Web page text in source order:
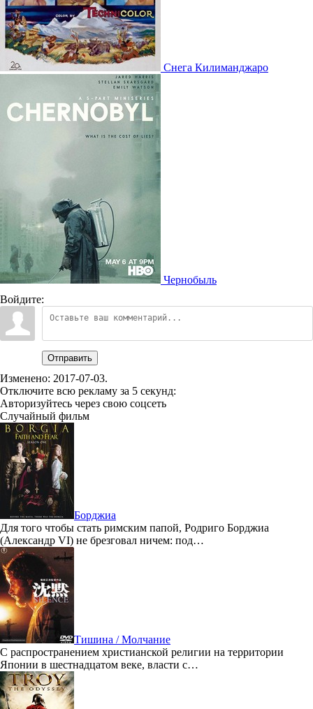
Снега Килиманджаро
Чернобыль
Войдите:
Отправить
Изменено: 2017-07-03.
Отключите всю рекламу за 5 секунд:
Авторизуйтесь через свою соцсеть
Случайный фильм
Борджиа
Для того чтобы стать римским папой, Родриго Борджиа
(Александр VI) не брезговал ничем: под…
Тишина / Молчание
С распространением христианской религии на территории
Японии в шестнадцатом веке, власти с…